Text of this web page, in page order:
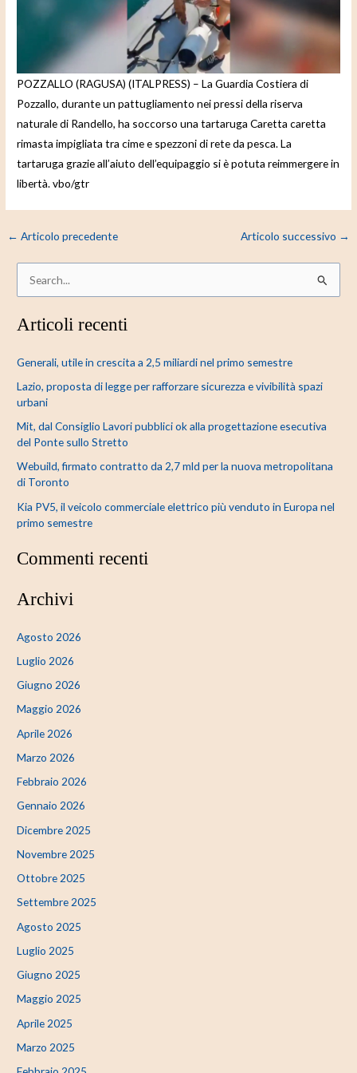
e
o
POZZALLO (RAGUSA) (ITALPRESS) – La Guardia Costiera di
Pozzallo, durante un pattugliamento nei pressi della riserva
naturale di Randello, ha soccorso una tartaruga Caretta caretta
rimasta impigliata tra cime e spezzoni di rete da pesca. La
tartaruga grazie all’aiuto dell’equipaggio si è potuta reimmergere in
libertà. vbo/gtr
← Articolo precedente Articolo successivo →
r
a
:
Articoli recenti
Generali, utile in crescita a 2,5 miliardi nel primo semestre
Lazio, proposta di legge per rafforzare sicurezza e vivibilità spazi
urbani
Mit, dal Consiglio Lavori pubblici ok alla progettazione esecutiva
del Ponte sullo Stretto
Webuild, firmato contratto da 2,7 mld per la nuova metropolitana
di Toronto
Kia PV5, il veicolo commerciale elettrico più venduto in Europa nel
primo semestre
Commenti recenti
Archivi
Agosto 2026
Luglio 2026
Giugno 2026
Maggio 2026
Aprile 2026
Marzo 2026
Febbraio 2026
Gennaio 2026
Dicembre 2025
Novembre 2025
Ottobre 2025
Settembre 2025
Agosto 2025
Luglio 2025
Giugno 2025
Maggio 2025
Aprile 2025
Marzo 2025